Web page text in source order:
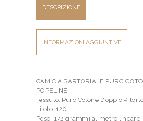
DESCRIZIONE
INFORMAZIONI AGGIUNTIVE
CAMICIA SARTORIALE PURO
POPELINE
Tessuto: Puro Cotone Doppio Ritorto
Titolo: 120
Peso: 172 grammi al metro lineare